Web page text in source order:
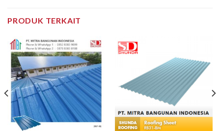
PRODUK TERKAIT